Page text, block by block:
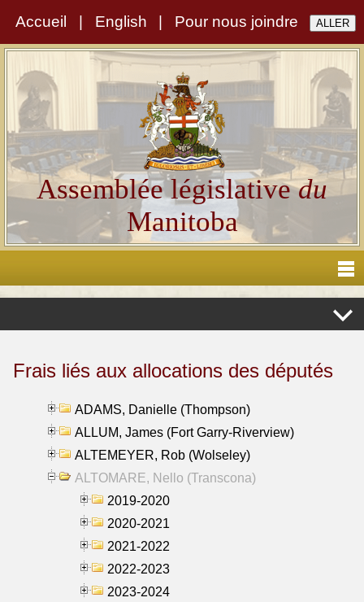
Accueil English Pour nous joindre
Assemblée législativedu
Manitoba
Frais liés aux allocations des députés
ADAMS, Danielle (Thompson)
ALLUM, James (Fort Garry-Riverview)
ALTEMEYER, Rob (Wolseley)
ALTOMARE, Nello (Transcona)
2019-2020
2020-2021
2021-2022
2022-2023
2023-2024